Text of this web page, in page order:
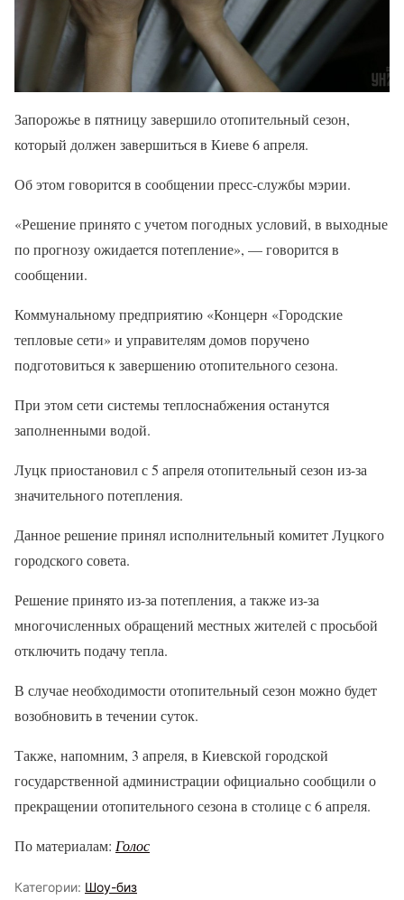
Запорожье в пятницу завершило отопительный сезон,
который должен завершиться в Киеве 6 апреля.
Об этом говорится в сообщении пресс-службы мэрии.
«Решение принято с учетом погодных условий, в выходные
по прогнозу ожидается потепление», — говорится в
сообщении.
Коммунальному предприятию «Концерн «Городские
тепловые сети» и управителям домов поручено
подготовиться к завершению отопительного сезона.
При этом сети системы теплоснабжения останутся
заполненными водой.
Луцк приостановил с 5 апреля отопительный сезон из-за
значительного потепления.
Данное решение принял исполнительный комитет Луцкого
городского совета.
Решение принято из-за потепления, а также из-за
многочисленных обращений местных жителей с просьбой
отключить подачу тепла.
В случае необходимости отопительный сезон можно будет
возобновить в течении суток.
Также, напомним, 3 апреля, в Киевской городской
государственной администрации официально сообщили о
прекращении отопительного сезона в столице с 6 апреля.
По материалам: Голос
Категории: Шоу-биз